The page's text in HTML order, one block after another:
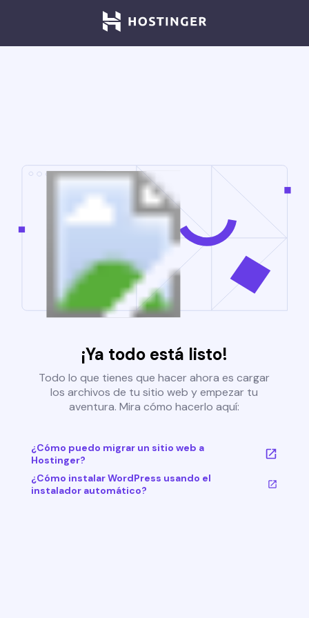
¡Ya todo está listo!
Todo lo que tienes que hacer ahora es cargar
los archivos de tu sitio web y empezar tu
aventura. Mira cómo hacerlo aquí:
¿Cómo puedo migrar un sitio web a
Hostinger?
¿Cómo instalar WordPress usando el
instalador automático?